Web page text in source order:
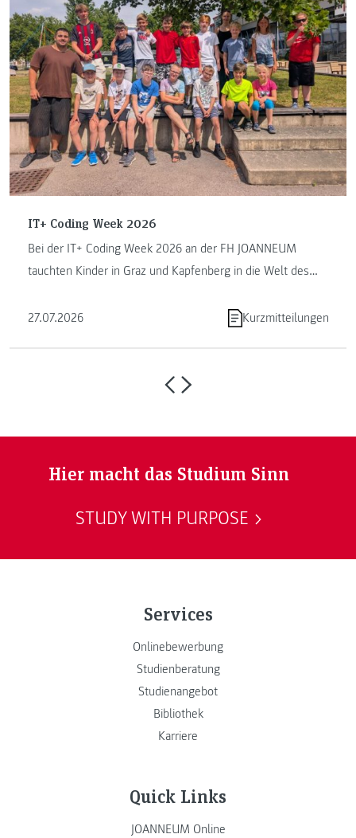
IT+ Coding Week 2026
Bei der IT+ Coding Week 2026 an der FH JOANNEUM
tauchten Kinder in Graz und Kapfenberg in die Welt des
27.07.2026
Kurzmitteilungen
Hier macht das Studium Sinn
STUDY WITH PURPOSE
Services
Onlinebewerbung
Studienberatung
Studienangebot
Bibliothek
Karriere
Quick Links
JOANNEUM Online